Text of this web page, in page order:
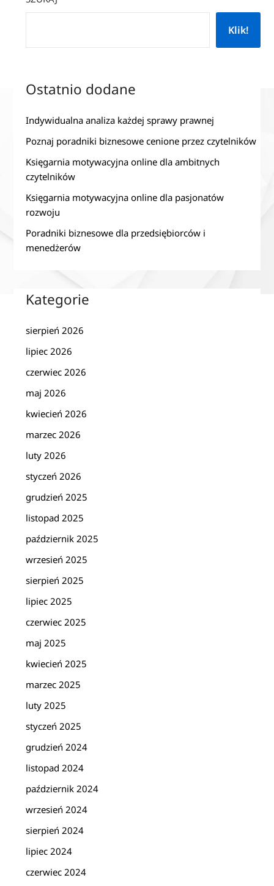
Klik!
Ostatnio dodane
Indywidualna analiza każdej sprawy prawnej
Poznaj poradniki biznesowe cenione przez czytelników
Księgarnia motywacyjna online dla ambitnych
czytelników
Księgarnia motywacyjna online dla pasjonatów
rozwoju
Poradniki biznesowe dla przedsiębiorców i
menedżerów
Kategorie
sierpień 2026
lipiec 2026
czerwiec 2026
maj 2026
kwiecień 2026
marzec 2026
luty 2026
styczeń 2026
grudzień 2025
listopad 2025
październik 2025
wrzesień 2025
sierpień 2025
lipiec 2025
czerwiec 2025
maj 2025
kwiecień 2025
marzec 2025
luty 2025
styczeń 2025
grudzień 2024
listopad 2024
październik 2024
wrzesień 2024
sierpień 2024
lipiec 2024
czerwiec 2024